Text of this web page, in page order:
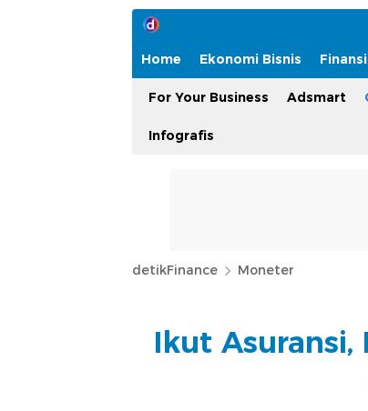
Home Ekonomi Bisnis
For Your Business Adsmart
Infografis
detikFinance Moneter
Ikut Asuransi,